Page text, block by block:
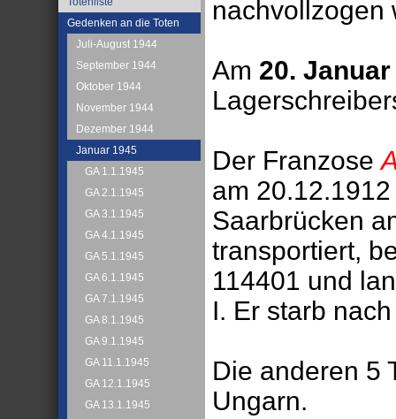
Gedenken an die Toten
Juli-August 1944
September 1944
Oktober 1944
November 1944
Dezember 1944
Januar 1945
GA 1.1.1945
GA 2.1.1945
GA 3.1.1945
GA 4.1.1945
GA 5.1.1945
GA 6.1.1945
GA 7.1.1945
GA 8.1.1945
GA 9.1.1945
GA 11.1.1945
GA 12.1.1945
GA 13.1.1945
nachvollzogen
Am 20. Januar
Der Franzose
am
Saarbrücken
transportiert,
114401 und
I. Er starb
Die anderen 5
Ungarn.